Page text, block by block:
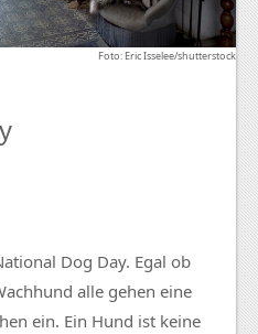
Foto: Eric Isselee/shutterstock
Dog Day. Egal ob
alle gehen eine
ein. Ein Hund ist keine